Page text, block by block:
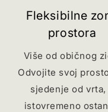
Fleksibilne
prostora
Više od običnog
Odvojite svoj
sjedenje od vrta,
istovremeno